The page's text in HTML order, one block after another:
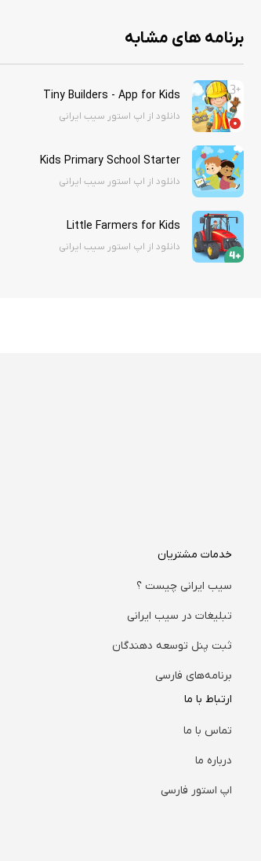
برنامه های مشابه
Tiny Builders - App for Kids
دانلود از اپ استور سیب ایرانی
Kids Primary School Starter
دانلود از اپ استور سیب ایرانی
Little Farmers for Kids
دانلود از اپ استور سیب ایرانی
خدمات مشتریان
سیب ایرانی چیست ؟
تبلیغات در سیب ایرانی
ثبت پنل توسعه دهندگان
برنامه‌های فارسی
ارتباط با ما
تماس با ما
درباره ما
اپ استور فارسی